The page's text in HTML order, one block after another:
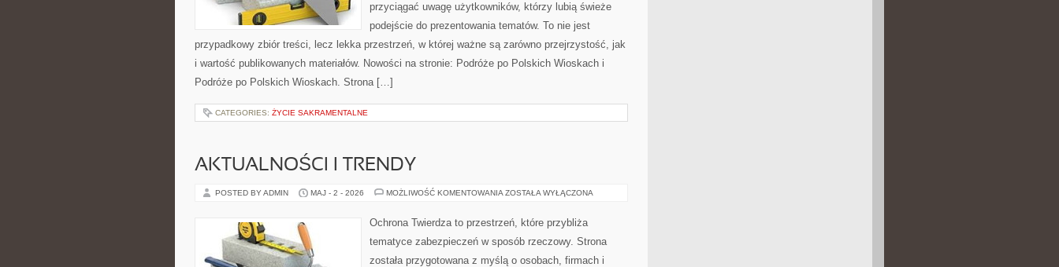
przyciągać uwagę użytkowników, którzy lubią świeże
podejście do prezentowania tematów. To nie jest
przypadkowy zbiór treści, lecz lekka przestrzeń, w której ważne są zarówno przejrzystość, jak
i wartość publikowanych materiałów. Nowości na stronie: Podróże po Polskich Wioskach i
Podróże po Polskich Wioskach. Strona […]
CATEGORIES: ŻYCIE SAKRAMENTALNE
AKTUALNOŚCI I TRENDY
POSTED BY ADMIN MAJ - 2 - 2026 MOŻLIWOŚĆ KOMENTOWANIA AKTUALNOŚCI
ZOSTAŁA WYŁĄCZONA
Ochrona Twierdza to przestrzeń, które przybliża
tematyce zabezpieczeń w sposób rzeczowy. Strona
została przygotowana z myślą o osobach, firmach i